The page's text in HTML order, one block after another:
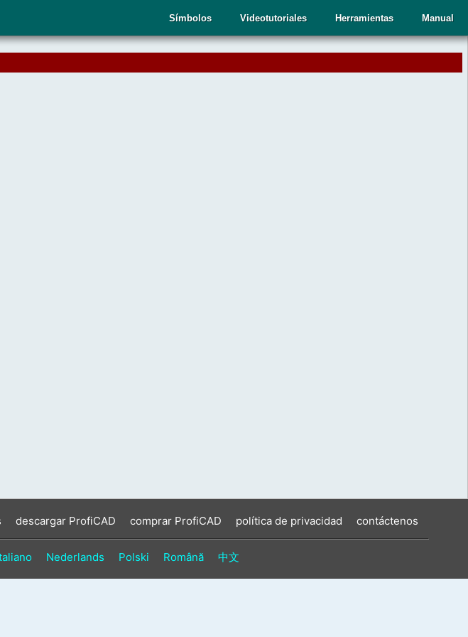
Manual
Herramientas
Videotutoriales
Símbolos
descargar ProfiCAD comprar ProfiCAD política de privacidad contáctenos
Nederlands Polski Română 中文